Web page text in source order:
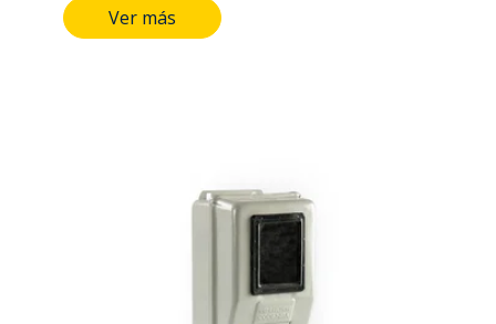
Grado de resistencia al impacto IK:
Pintura Electroestática, color gris
RAL serie 70 Tipo de cierre: Chapas
tipo buje de seguridad y perno
triangular o hexagonal
Ver más